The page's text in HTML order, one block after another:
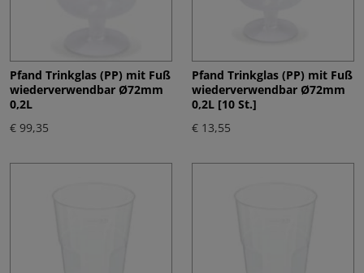
Pfand Trinkglas (PP) mit Fuß
wiederverwendbar Ø72mm
0,2L
€ 99,35
Pfand Trinkglas (PP) mit Fuß
wiederverwendbar Ø72mm
0,2L [10 St.]
€ 13,55